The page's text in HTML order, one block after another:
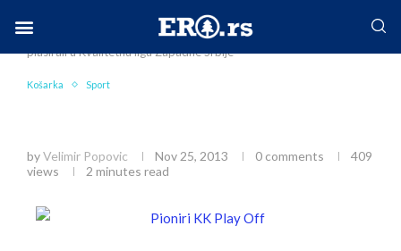
Home Košarka
Pioniri i mlađi pioniri se
plasirali u Kvalitetnu ligu Zapadne Srbije
Košarka Sport
byVelimir Popovic Nov 25, 2013 0 comments
409
views
2 minutes read